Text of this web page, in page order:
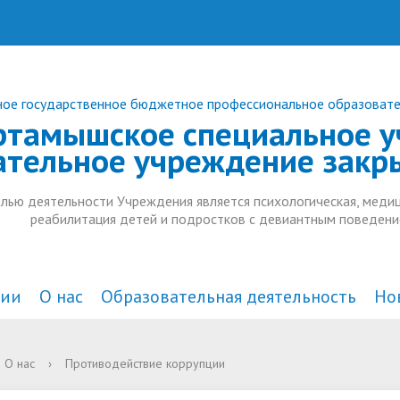
государственное бюджетное профессиональное
специальное
учреждение
деятельности Учреждения является психологическая,
реабилитация детей и подростков с девиантным
и органы управления
организацией
Документы
О нас
коррупции В СМИ
Образовательная деятельность
Анонсы
О нас › Противодействие коррупции